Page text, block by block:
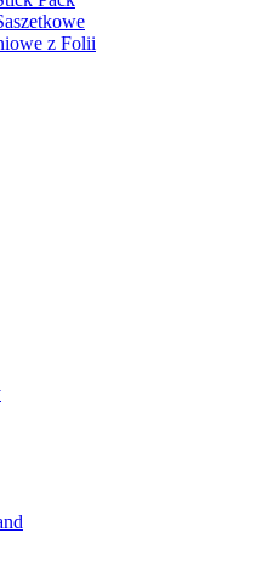
z Folii